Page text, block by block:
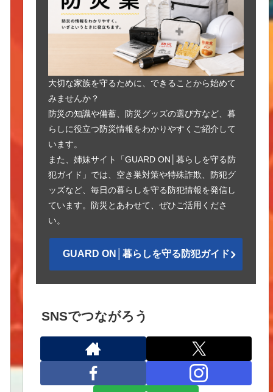
大切な家族を守るために、できることから始めて
みませんか？
防災の知識や備蓄、防災グッズの選び方など、暮
らしに役立つ防災情報をわかりやすくご紹介して
います。
また、姉妹サイト「GUARD ON│暮らしを守る防
犯ガイド」では、空き巣対策や特殊詐欺、防犯グ
ッズなど、毎日の暮らしを守る防犯情報を発信し
ています。防災とあわせて、ぜひご活用くださ
い。
GUARD ON│暮らしを守る防犯ガイド
SNSでつながろう